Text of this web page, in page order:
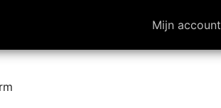
Mijn account